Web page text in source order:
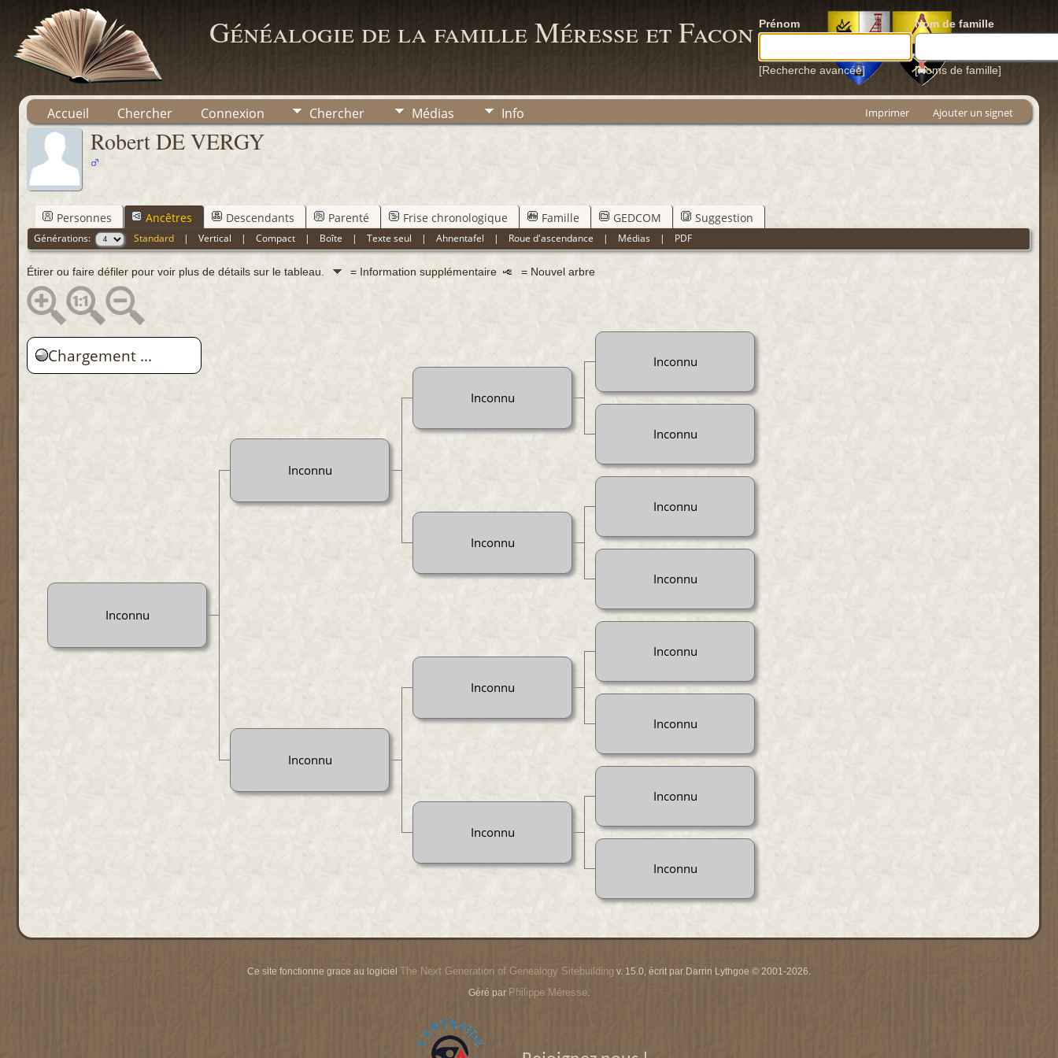
Généalogie de la famille Méresse et Facon Prénom Nom de famille
[Recherche avancée] [Noms de famille]
Accueil Chercher Connexion Chercher Médias Info Imprimer Ajouter un signet
Robert DE VERGY
Personnes Ancêtres Descendants Parenté Frise chronologique Famille GEDCOM Suggestion
Générations: Standard |Vertical |Compact | Boîte |Texte seul |Ahnentafel | Roue d'ascendance | Médias | PDF
Étirer ou faire défiler pour voir plus de détails sur le tableau. = Information supplémentaire = Nouvel arbre
Chargement ...
Inconnu
Inconnu
Inconnu
Inconnu
Inconnu
Inconnu
Inconnu
Inconnu
Inconnu
Inconnu
Inconnu
Inconnu
Inconnu
Inconnu
Inconnu
Ce site fonctionne grace au logiciel The Next Generation of Genealogy Sitebuilding v. 15.0, écrit par Darrin Lythgoe © 2001-2026.
Géré par Philippe Méresse.